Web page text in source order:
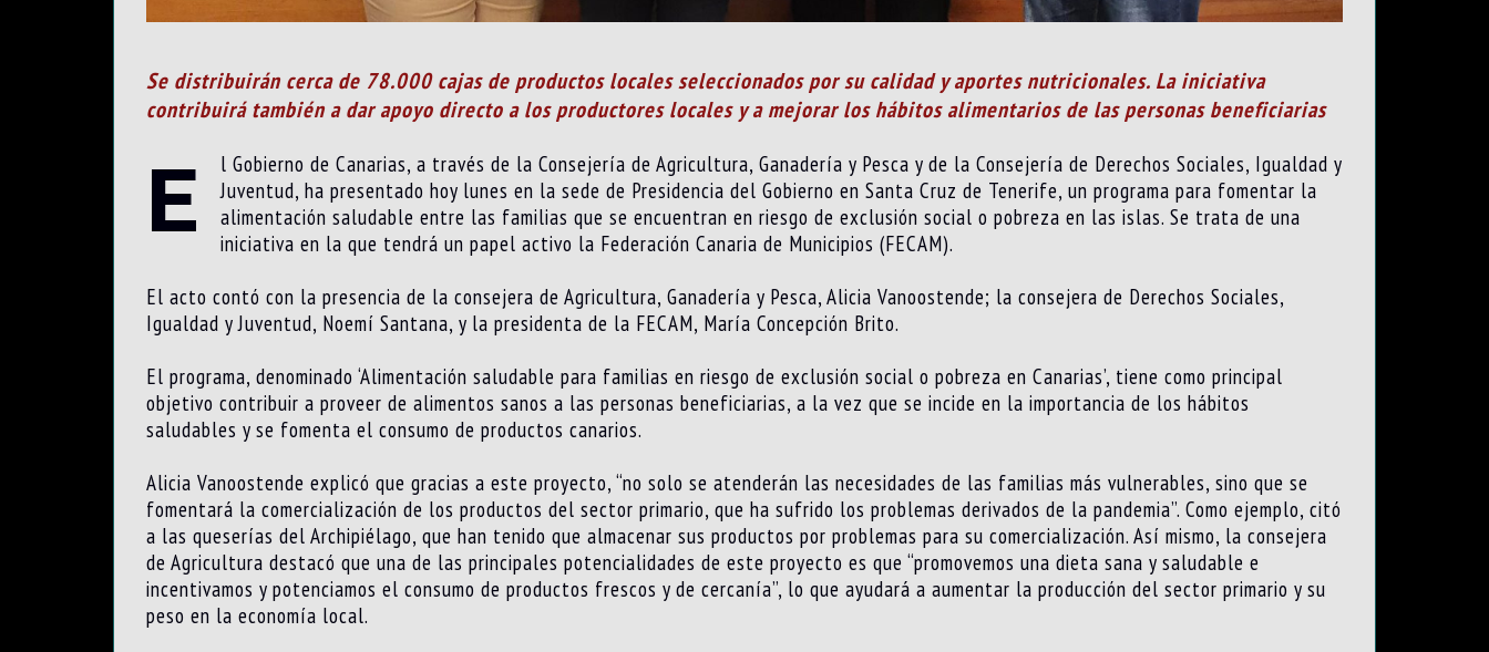
Se distribuirán cerca de 78.000 cajas de productos locales seleccionados por su calidad y aportes nutricionales. La iniciativa
contribuirá también a dar apoyo directo a los productores locales y a mejorar los hábitos alimentarios de las personas beneficiarias
E
l Gobierno de Canarias, a través de la Consejería de Agricultura, Ganadería y Pesca y de la Consejería de Derechos Sociales, Igualdad y
Juventud, ha presentado hoy lunes en la sede de Presidencia del Gobierno en Santa Cruz de Tenerife, un programa para fomentar la
alimentación saludable entre las familias que se encuentran en riesgo de exclusión social o pobreza en las islas. Se trata de una
iniciativa en la que tendrá un papel activo la Federación Canaria de Municipios (FECAM).
El acto contó con la presencia de la consejera de Agricultura, Ganadería y Pesca, Alicia Vanoostende; la consejera de Derechos Sociales,
Igualdad y Juventud, Noemí Santana, y la presidenta de la FECAM, María Concepción Brito.
El programa, denominado ‘Alimentación saludable para familias en riesgo de exclusión social o pobreza en Canarias’, tiene como principal
objetivo contribuir a proveer de alimentos sanos a las personas beneficiarias, a la vez que se incide en la importancia de los hábitos
saludables y se fomenta el consumo de productos canarios.
Alicia Vanoostende explicó que gracias a este proyecto, “no solo se atenderán las necesidades de las familias más vulnerables, sino que se
fomentará la comercialización de los productos del sector primario, que ha sufrido los problemas derivados de la pandemia”. Como ejemplo, citó
a las queserías del Archipiélago, que han tenido que almacenar sus productos por problemas para su comercialización. Así mismo, la consejera
de Agricultura destacó que una de las principales potencialidades de este proyecto es que “promovemos una dieta sana y saludable e
incentivamos y potenciamos el consumo de productos frescos y de cercanía”, lo que ayudará a aumentar la producción del sector primario y su
peso en la economía local.